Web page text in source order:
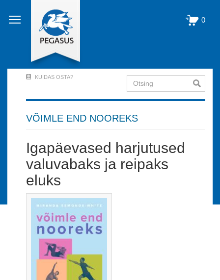
edasi
põhisisu
0
Account
Menu
out)
KUIDAS OSTA? Otsing
VÕIMLE END NOOREKS
Igapäevased harjutused
valuvabaks ja reipaks
eluks